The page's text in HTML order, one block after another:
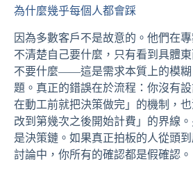
為什麼幾乎每個人都會踩
因為多數客戶不是故意的。他們在
不清楚自己要什麼，只有看到具體
不要什麼——這是需求本質上的模糊
題。真正的錯誤在於流程：你沒有
在動工前就把決策做完」的機制，
改到第幾次之後開始計費」的界線
是決策鏈。如果真正拍板的人從頭
討論中，你所有的確認都是假確認。